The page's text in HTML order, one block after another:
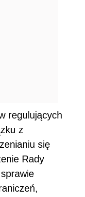
regulujących
z
się
Rady